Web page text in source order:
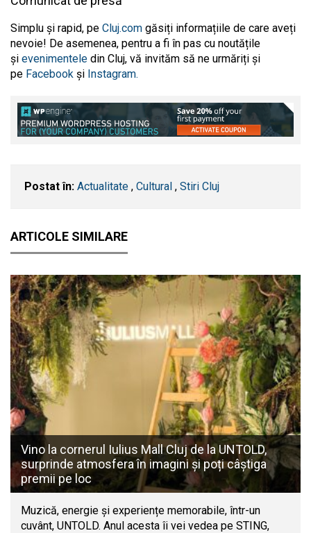
Simplu și rapid, pe Cluj.com găsiți informațiile de care aveți
nevoie! De asemenea, pentru a fi în pas cu noutățile
și evenimentele din Cluj, vă invităm să ne urmăriți și
pe Facebook și Instagram.
Postat în: Actualitate , Cultural , Stiri Cluj
ARTICOLE SIMILARE
Vino la cornerul Iulius Mall Cluj de la UNTOLD,
surprinde atmosfera în imagini și poți câștiga
premii pe loc
Muzică, energie și experiențe memorabile, într-un
cuvânt, UNTOLD. Anul acesta îi vei vedea pe STING,